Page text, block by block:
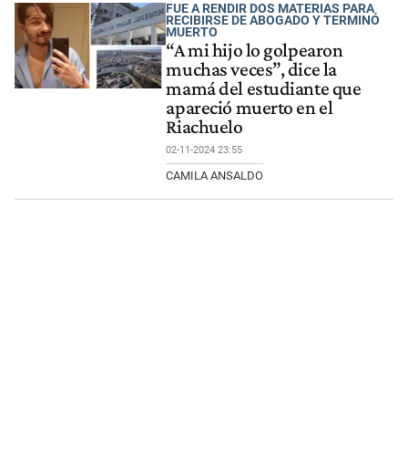
FUE A RENDIR DOS MATERIAS PARA
RECIBIRSE DE ABOGADO Y TERMINÓ
MUERTO
“A mi hijo lo golpearon
muchas veces”, dice la
mamá del estudiante que
apareció muerto en el
Riachuelo
02-11-2024 23:55
CAMILA ANSALDO